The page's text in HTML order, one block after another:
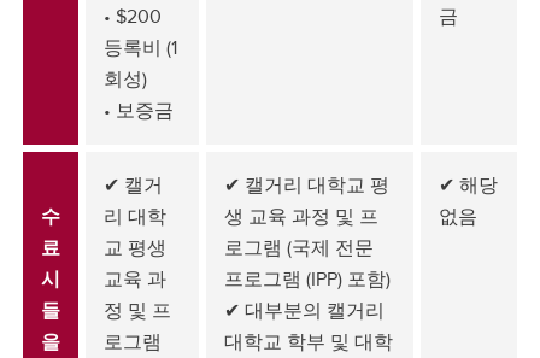
• $200
등록비 (1
회성)
• 보증금
금
수
료
시
들
을
✔ 캘거
리 대학
교 평생
교육 과
정 및 프
로그램
✔ 캘거리 대학교 평
생 교육 과정 및 프
로그램 (국제 전문
프로그램 (IPP) 포함)
✔ 대부분의 캘거리
대학교 학부 및 대학
✔ 해당
없음